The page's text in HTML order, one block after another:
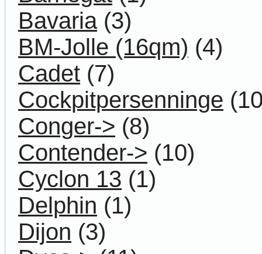
Bavaria(3)
BM-Jolle (16qm) (4)
Cadet (7)
Cockpitpersenninge
Conger-> (8)
Contender-> (10)
Cyclon 13 (1)
Delphin (1)
Dijon (3)